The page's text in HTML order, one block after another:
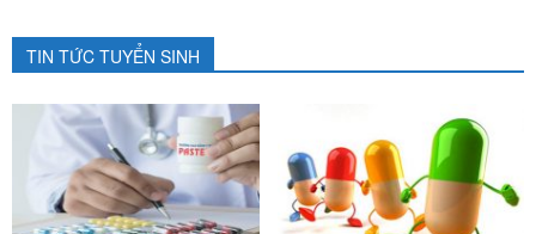
TIN TỨC TUYỂN SINH